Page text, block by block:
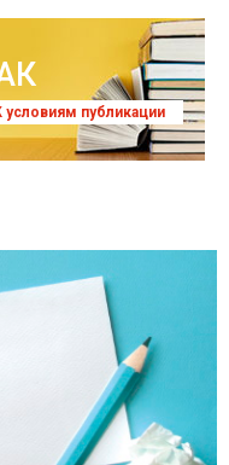
условиям публикации